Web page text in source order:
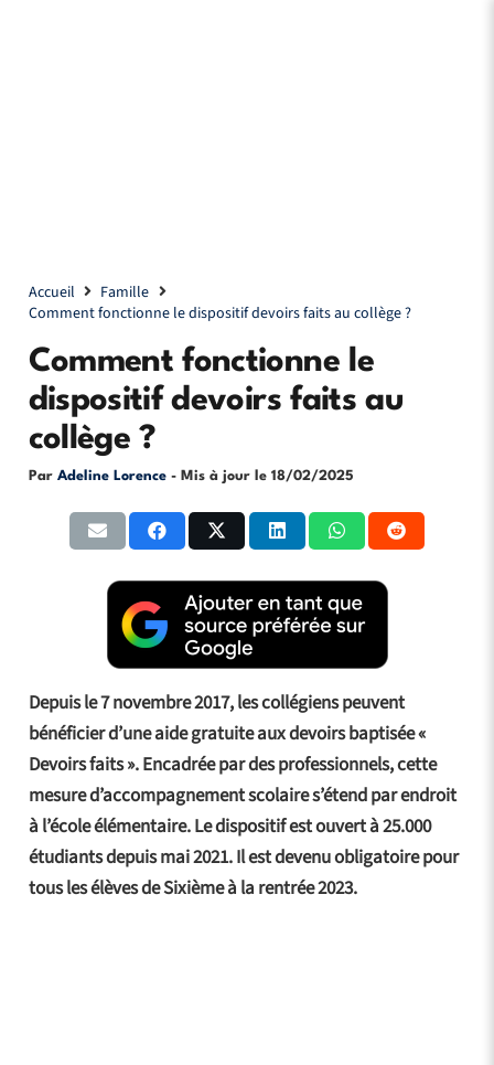
Accueil
Famille
Comment fonctionne le dispositif devoirs faits au collège ?
Comment fonctionne le
dispositif devoirs faits au
collège ?
Par Adeline Lorence - Mis à jour le 18/02/2025
Depuis le 7 novembre 2017, les collégiens peuvent
bénéficier d’une aide gratuite aux devoirs baptisée «
Devoirs faits ». Encadrée par des professionnels, cette
mesure d’accompagnement scolaire s’étend par endroit
à l’école élémentaire. Le dispositif est ouvert à 25.000
étudiants depuis mai 2021. Il est devenu obligatoire pour
tous les élèves de Sixième à la rentrée 2023.